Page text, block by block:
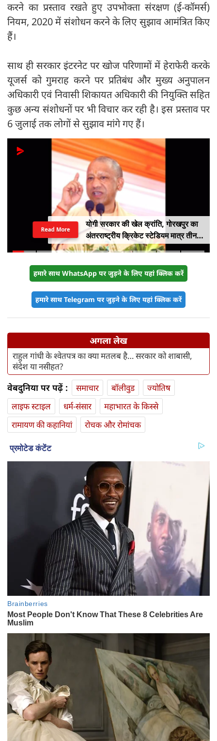
करने का प्रस्ताव रखते हुए उपभोक्ता संरक्षण (ई-कॉमर्स)
नियम, 2020 में संशोधन करने के लिए सुझाव आमंत्रित किए
हैं।
साथ ही सरकार इंटरनेट पर खोज परिणामों में हेराफेरी करके
यूजर्स को गुमराह करने पर प्रतिबंध और मुख्य अनुपालन
अधिकारी एवं निवासी शिकायत अधिकारी की नियुक्ति सहित
कुछ अन्य संशोधनों पर भी विचार कर रही है। इस प्रस्ताव पर
6 जुलाई तक लोगों से सुझाव मांगे गए हैं।
योगी सरकार की खेल क्रांति, गोरखपुर का
अंतरराष्ट्रीय क्रिकेट स्टेडियम मात्र तीन
महीने में लगभग 20% तैयार
Read More
हमारे साथ WhatsApp पर जुड़ने के लिए यहां क्लिक करें
हमारे साथ Telegram पर जुड़ने के लिए यहां क्लिक करें
अगला लेख
राहुल गांधी के श्वेतपत्र का क्‍या मतलब है… सरकार को शाबासी,
संदेश या नसीहत?
वेबदुनिया पर पढ़ें : समाचार बॉलीवुड
ज्योतिष
लाइफ स्‍टाइल
धर्म-संसार
महाभारत के किस्से
रामायण की कहानियां
रोचक और रोमांचक